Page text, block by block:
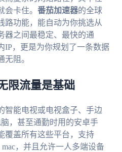
卡住。 番茄加速器的全球
路功能，能自动为你挑选从
器之间最稳定、最快的通
IP，更是为你规划了一条数据
阻。
限流量是基础
智能电视或电视盒子、手边
，甚至通勤时用的安卓手
覆盖所有这些平台，支持
，并且允许一人多端设备